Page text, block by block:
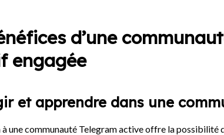
d’une
engagée
et apprendre dans une
à une communauté Telegram active offre la possibilité